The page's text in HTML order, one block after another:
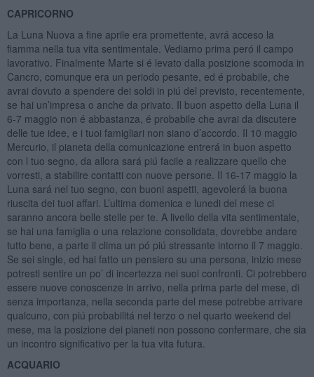
CAPRICORNO
La Luna Nuova a fine aprile era promettente, avrá acceso la
fiamma nella tua vita sentimentale. Vediamo prima peró il campo
lavorativo. Finalmente Marte si é levato dalla posizione scomoda in
Cancro, comunque era un periodo pesante, ed é probabile, che
avrai dovuto a spendere dei soldi in piú del previsto, recentemente,
se hai un’impresa o anche da privato. Il buon aspetto della Luna il
6-7 maggio non é abbastanza, é probabile che avrai da discutere
delle tue idee, e i tuoi famigliari non siano d’accordo. Il 10 maggio
Mercurio, il pianeta della comunicazione entrerá in buon aspetto
con l tuo segno, da allora sará piú facile a realizzare quello che
vorresti, a stabilire contatti con nuove persone. Il 16-17 maggio la
Luna sará nel tuo segno, con buoni aspetti, agevolerá la buona
riuscita dei tuoi affari. L’ultima domenica e lunedi del mese ci
saranno ancora belle stelle per te. A livello della vita sentimentale,
se hai una famiglia o una relazione consolidata, dovrebbe andare
tutto bene, a parte il clima un pó piú stressante intorno il 7 maggio.
Se sei single, ed hai fatto un pensiero su una persona, inizio mese
potresti sentire un po’ di incertezza nei suoi confronti. Ci potrebbero
essere nuove conoscenze in arrivo, nella prima parte del mese, di
senza importanza, nella seconda parte del mese potrebbe arrivare
qualcuno, con piú probabilitá nel terzo o nel quarto weekend del
mese, ma la posizione dei pianeti non possono confermare, che sia
un incontro significativo per la tua vita futura.
ACQUARIO